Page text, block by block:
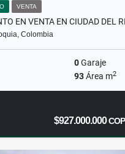
VENTA
EN VENTA EN CIUDAD DEL
Colombia
0Garaje
93Área m2
$927.000.000COP